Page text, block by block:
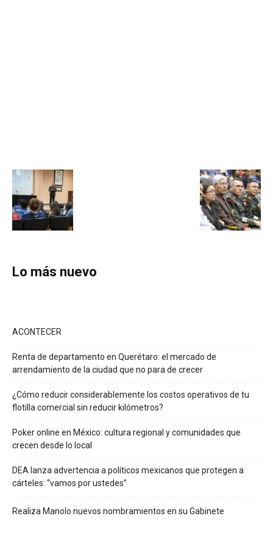
Lo más nuevo
ACONTECER
Renta de departamento en Querétaro: el mercado de
arrendamiento de la ciudad que no para de crecer
¿Cómo reducir considerablemente los costos operativos de tu
flotilla comercial sin reducir kilómetros?
Poker online en México: cultura regional y comunidades que
crecen desde lo local
DEA lanza advertencia a políticos mexicanos que protegen a
cárteles: “vamos por ustedes”
Realiza Manolo nuevos nombramientos en su Gabinete